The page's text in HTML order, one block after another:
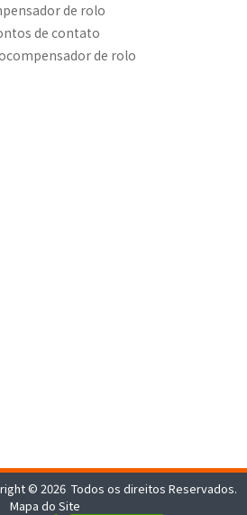
de rolo
de contato
de rolo
© 2026 Todos os direitos Reservados.
Mapa do Site